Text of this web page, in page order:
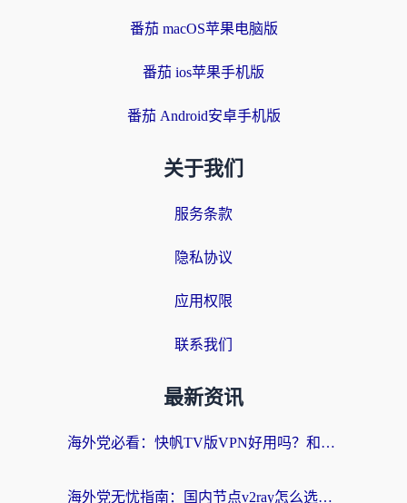
番茄 macOS苹果电脑版
番茄 ios苹果手机版
番茄 Android安卓手机版
关于我们
服务条款
隐私协议
应用权限
联系我们
最新资讯
海外党必看：快帆TV版VPN好用吗？和快游VPN对比哪个回国效果更好？附实用避坑指南
海外党无忧指南：国内节点v2ray怎么选？一键回国VPN+多场景实测帮你避坑